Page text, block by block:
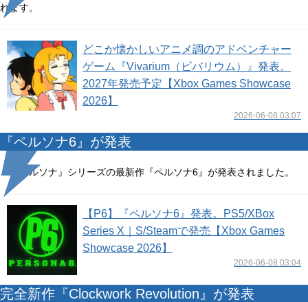
れます。
どこか懐かしいアニメ調のアドベンチャー
ゲーム『Vivarium（ビバリウム）』発表。
2027年発売予定【Xbox Games Showcase
2026】
2026-06-08 03:07
『ペルソナ6』が発表
『ペルソナ』シリーズの最新作『ペルソナ6』が発表されました。
【P6】『ペルソナ6』発表。PS5/XBox
Series X｜S/Steamで発売【Xbox Games
Showcase 2026】
2026-06-08 03:04
完全新作『Clockwork Revolution』が発表